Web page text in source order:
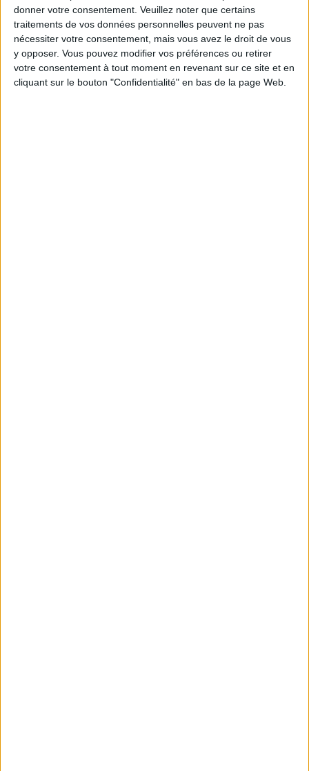
donner votre consentement. Veuillez noter que certains
traitements de vos données personnelles peuvent ne pas
nécessiter votre consentement, mais vous avez le droit de vous
y opposer. Vous pouvez modifier vos préférences ou retirer
votre consentement à tout moment en revenant sur ce site et en
cliquant sur le bouton "Confidentialité" en bas de la page Web.
Peut-on remplacer la viande par des féculents ?
Consultation diététique du 05/08/2026